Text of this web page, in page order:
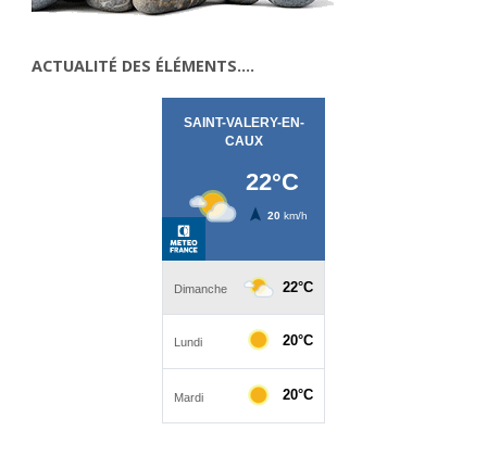
ACTUALITÉ DES ÉLÉMENTS….